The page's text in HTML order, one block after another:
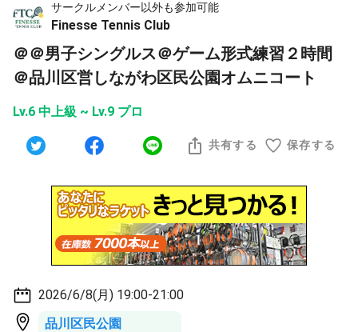
サークルメンバー以外も参加可能
Finesse Tennis Club
＠＠男子シングルス＠ゲーム形式練習２時間
＠品川区営しながわ区民公園オムニコート
Lv.6 中上級 ~ Lv.9 プロ
共有する 保存する
2026/6/8(月) 19:00-21:00
品川区民公園